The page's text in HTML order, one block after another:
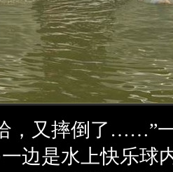
又摔倒了……”
边是水上快乐球